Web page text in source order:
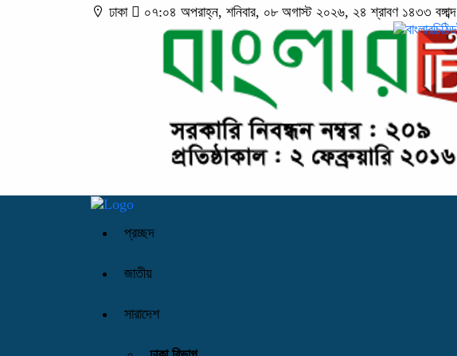
ঢাকা ০৭:০৪ অপরাহ্ন, শনিবার, ০৮ অগাস্ট ২০২৬, ২৪ শ্রাবণ ১৪৩৩ বঙ্গাব্দ
প্রচ্ছদ
জাতীয়
সারাদেশ